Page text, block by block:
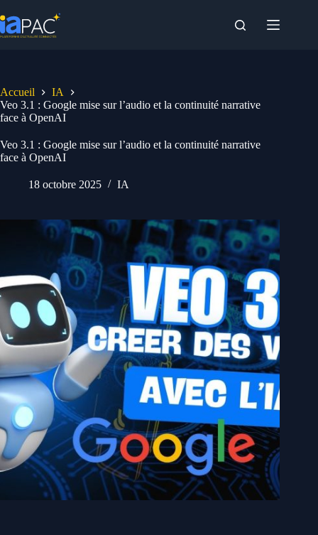
au
contenu
Accueil
IA
Veo 3.1 : Google mise sur l’audio et la continuité narrative
face à OpenAI
Veo 3.1 : Google mise sur l’audio et la continuité narrative
face à OpenAI
18 octobre 2025 IA